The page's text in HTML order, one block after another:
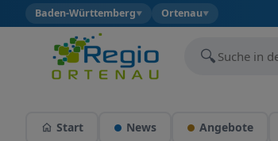
Baden-Württemberg▼ Ortenau▼
🔍
Start News Angebote